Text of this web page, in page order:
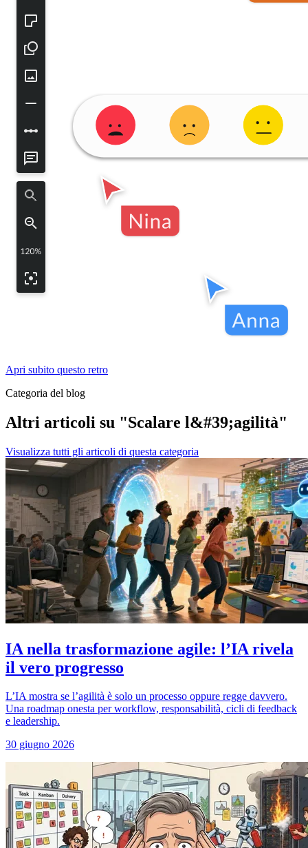
Apri subito questo retro
Categoria del blog
Altri articoli su "Scalare l&#39;agilità"
Visualizza tutti gli articoli di questa categoria
IA nella trasformazione agile: l’IA rivela
il vero progresso
L’IA mostra se l’agilità è solo un processo oppure regge davvero.
Una roadmap onesta per workflow, responsabilità, cicli di feedback
e leadership.
30 giugno 2026